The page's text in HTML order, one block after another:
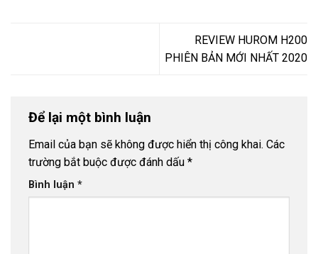
REVIEW HUROM H200
PHIÊN BẢN MỚI NHẤT 2020
Để lại một bình luận
Email của bạn sẽ không được hiển thị công khai. Các
trường bắt buộc được đánh dấu *
Bình luận *